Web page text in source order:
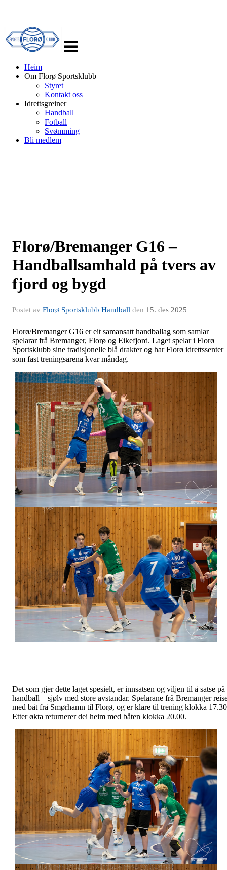
navigasjon
Heim
Om Florø Sportsklubb
Styret
Kontakt oss
Idrettsgreiner
Handball
Fotball
Svømming
Bli medlem
Florø/Bremanger G16 –
Handballsamhald på tvers av
fjord og bygd
Postet av Florø Sportsklubb Handball den 15. des 2025
Florø/Bremanger G16 er eit samansatt handballag som samlar
spelarar frå Bremanger, Florø og Eikefjord. Laget spelar i Florø
Sportsklubb sine tradisjonelle blå drakter og har Florø idrettssenter
som fast treningsarena kvar måndag.
Det som gjer dette laget spesielt, er innsatsen og viljen til å satse på
handball – sjølv med store avstandar. Spelarane frå Bremanger
med båt frå Smørhamn til Florø, og er klare til trening klokka
Etter økta returnerer dei heim med båten klokka 20.00.